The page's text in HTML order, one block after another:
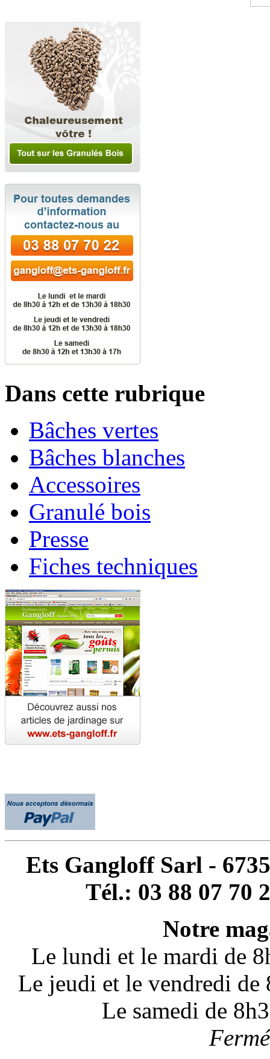
Dans cette rubrique
Bâches vertes
Bâches blanches
Accessoires
Granulé bois
Presse
Fiches techniques
Ets Gangloff Sarl -
Tél.: 03 88 07 70
Notre
Le lundi et le mardi de
Le jeudi et le vendredi de
Le samedi de